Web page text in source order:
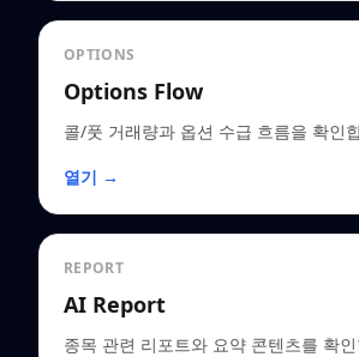
OPTIONS
Options Flow
콜/풋 거래량과 옵션 수급 흐름을 확인
열기 →
REPORT
AI Report
종목 관련 리포트와 요약 콘텐츠를 확